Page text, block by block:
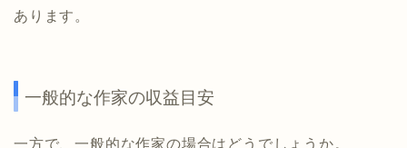
あります。
一般的な作家の収益目安
一方で、一般的な作家の場合はどうでしょうか。